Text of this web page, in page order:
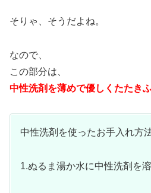
そりゃ、そうだよね。
なので、
この部分は、
中性洗剤を薄めで優しくたたき
中性洗剤を使ったお手入れ方
1.ぬるま湯か水に中性洗剤を溶